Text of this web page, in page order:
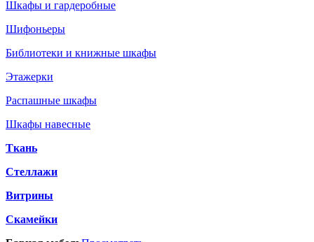
Шкафы и гардеробные
Шифоньеры
Библиотеки и книжные шкафы
Этажерки
Распашные шкафы
Шкафы навесные
Ткань
Стеллажи
Витрины
Скамейки